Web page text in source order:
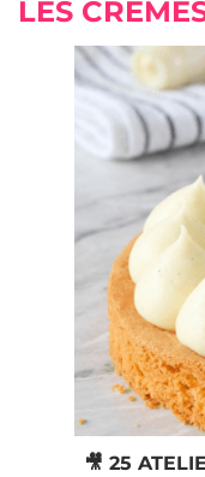
LES
🎥 25